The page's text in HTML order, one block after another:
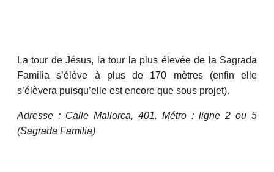
La tour de Jésus, la tour la plus élevée de la Sagrada
Familia s’élève à plus de 170 mètres (enfin elle
s’élèvera puisqu’elle est encore que sous projet).
Adresse : Calle Mallorca, 401. Métro : ligne 2 ou 5
(Sagrada Familia)